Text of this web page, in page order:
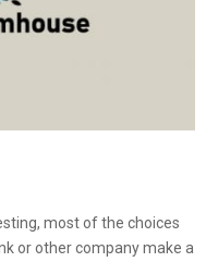
most of the choices
or other company make a